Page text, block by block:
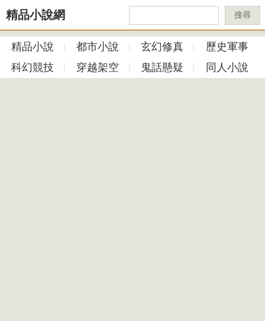
精品小說網 搜尋
精品小說 都市小說 玄幻修真
歷史軍事
科幻競技
穿越架空 鬼話懸疑 同人小說